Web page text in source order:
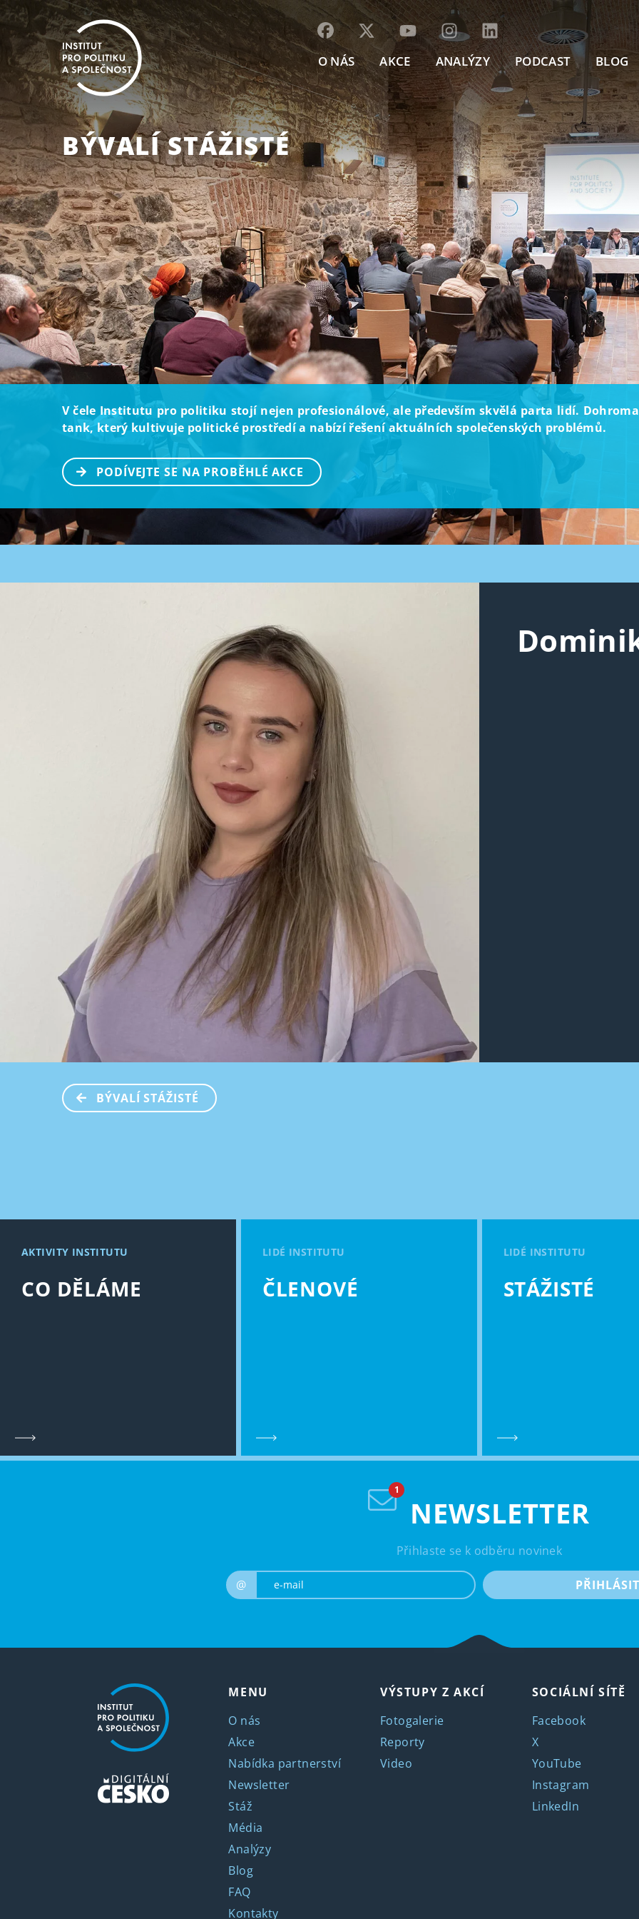
O NÁS AKCE ANALÝZY PODCAST BLOG
BÝVALÍ STÁŽISTÉ
V čele Institutu pro politiku stojí nejen profesionálové, ale především skvělá parta lidí.
tank, který kultivuje politické prostředí a nabízí řešení aktuálních společenských problémů.
PODÍVEJTE SE NA PROBĚHLÉ AKCE
BÝVALÍ STÁŽISTÉ
CO DĚLÁME
AKTIVITY INSTITUTU LIDÉ INSTITUTU
ČLENOVÉ STÁŽISTÉ
LIDÉ INSTITUTU
NEWSLETTER
Přihlaste se k odběru novinek
@ PŘIHLÁSIT
MENU
O nás
Akce
Nabídka partnerství
Newsletter
Stáž
Média
Analýzy
Blog
FAQ
Kontakty
VÝSTUPY Z AKCÍ
Fotogalerie
Reporty
Video
SOCIÁLNÍ SÍTĚ
Facebook
X
YouTube
Instagram
LinkedIn